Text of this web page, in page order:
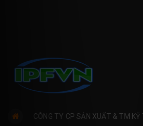
CÔNG TY CP SẢN XUẤT & TM KỸ